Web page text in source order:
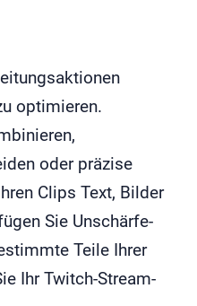
optimieren.
oder präzise
Clips Text, Bilder
Sie Unschärfe-
Teile Ihrer
Ihr Twitch-Stream-